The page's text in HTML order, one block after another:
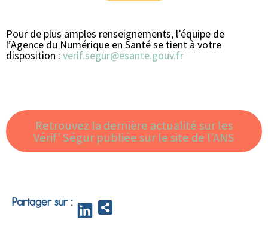
Pour de plus amples renseignements, l’équipe de
l’Agence du Numérique en Santé se tient à votre
disposition : verif.segur@esante.gouv.fr
Retrouvez la dernière actualité sur les
Vérif’ Ségur publiée sur le site de l’ANS
Partager sur :